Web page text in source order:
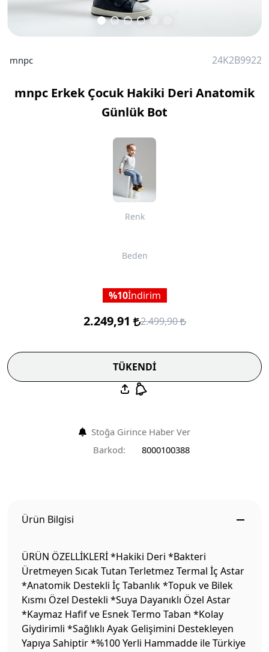
mnpc 24K2B9922
mnpc Erkek Çocuk Hakiki Deri Anatomik
Günlük Bot
Renk
Beden
10İndirim
2.249,91 2.499,90
TÜKENDİ
Stoğa Girince Haber Ver
Barkod:
8000100388
Ürün Bilgisi
ÜRÜN ÖZELLİKLERİ *Hakiki Deri *Bakteri
Üretmeyen Sıcak Tutan Terletmez Termal İç Astar
*Anatomik Destekli İç Tabanlık *Topuk ve Bilek
Kısmı Özel Destekli *Suya Dayanıklı Özel Astar
*Kaymaz Hafif ve Esnek Termo Taban *Kolay
Giydirimli *Sağlıklı Ayak Gelişimini Destekleyen
Yapıya Sahiptir *%100 Yerli Hammadde ile Türkiye